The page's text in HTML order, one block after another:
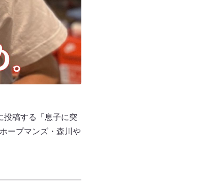
投稿する「息子に突
ープマンズ・森川や